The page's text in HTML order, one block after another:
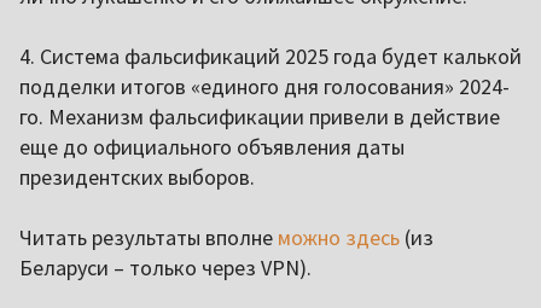
4. Система фальсификаций 2025 года будет калькой
подделки итогов «единого дня голосования» 2024-
го. Механизм фальсификации привели в действие
еще до официального объявления даты
президентских выборов.
Читать результаты вполне можно здесь (из
Беларуси – только через VPN).